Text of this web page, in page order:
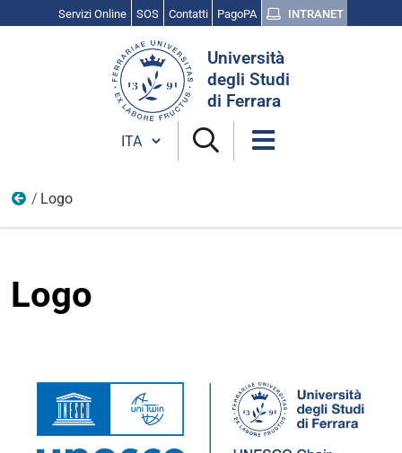
Servizi Online SOS Contatti PagoPA INTRANET
Università
degli Studi
di Ferrara
Cambia lingua
Immagini
Logo
Logo